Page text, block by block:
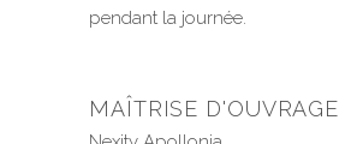
pendant la journée.
MAÎTRISE D'OUVRAGE